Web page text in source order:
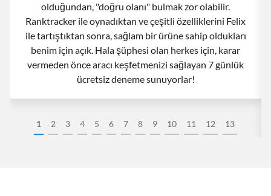
1 2 3 4 5 6 7 8 9 10 11 12 13
olduğundan, "doğru olanı" bulmak zor olabilir.
Ranktracker ile oynadıktan ve çeşitli özelliklerini Felix
ile tartıştıktan sonra, sağlam bir ürüne sahip oldukları
benim için açık. Hala şüphesi olan herkes için, karar
vermeden önce aracı keşfetmenizi sağlayan 7 günlük
ücretsiz deneme sunuyorlar!